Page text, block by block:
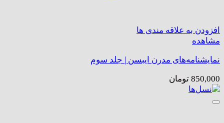
افزودن به علاقه مندی ها
مشاهده
نمایشنامه‌های مدرن ایبسن | جلد سوم
850,000 تومان